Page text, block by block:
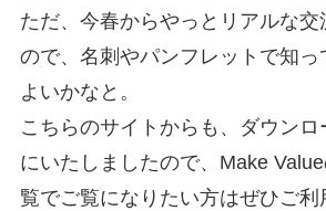
ただ、今春からやっとリアルな交
ので、名刺やパンフレットで知っ
よいかなと。
こちらのサイトからも、ダウンロ
にいたしましたので、Make
覧でご覧になりたい方はぜひご利